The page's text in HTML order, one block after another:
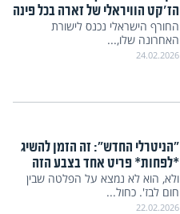
הז'קט הוויראלי של זארה בכל פינה
החורף הישראלי נכנס לישורת
האחרונה שלו,...
24.02.2026
"הניטרלי החדש": זה הזמן להשיג
*לפחות* פריט אחד בצבע הזה
ולא, הוא לא נמצא על הפלטה שבין
חום לבז'. כחול...
22.02.2026